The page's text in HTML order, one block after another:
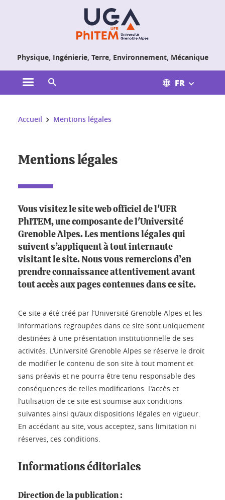
Physique, Ingénierie, Terre, Environnement, Mécanique
Ouvrir le menu principal FR
Vous êtes ici :
Accueil Mentions légales
Mentions légales
Vous visitez le site web officiel de l'UFR
PhITEM, une composante de l'Université
Grenoble Alpes. Les mentions légales qui
suivent s’appliquent à tout internaute
visitant le site. Nous vous remercions d’en
prendre connaissance attentivement avant
tout accès aux pages contenues dans ce site.
Ce site a été créé par l’Université Grenoble Alpes et les
informations regroupées dans ce site sont uniquement
destinées à une présentation institutionnelle de ses
activités. L’Université Grenoble Alpes se réserve le droit
de modifier le contenu de son site à tout moment et
sans préavis et ne pourra être tenu responsable des
conséquences de telles modifications. L’accès et
l’utilisation de ce site est soumise aux conditions
suivantes ainsi qu’aux dispositions légales en vigueur.
En accédant au site, vous acceptez, sans limitation ni
réserves, ces conditions.
Informations éditoriales
Direction de la publication :